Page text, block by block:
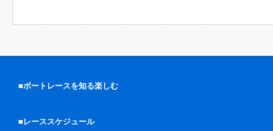
■ボートレースを知る楽しむ
■レーススケジュール